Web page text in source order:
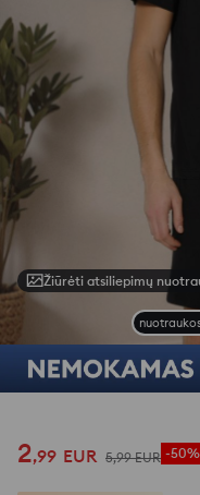
Žiūrėti atsiliepimų
2,99 EUR 5,99 EUR -50%